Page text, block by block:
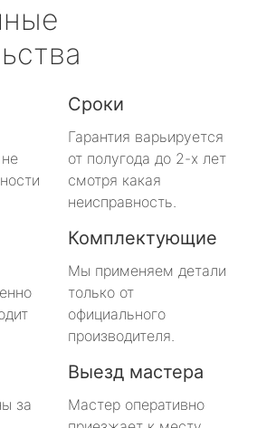
Сроки
Гарантия варьируется
от полугода до 2-х лет
смотря какая
неисправность.
Комплектующие
Мы применяем детали
только от
официального
производителя.
за
Выезд мастера
Мастер оперативно